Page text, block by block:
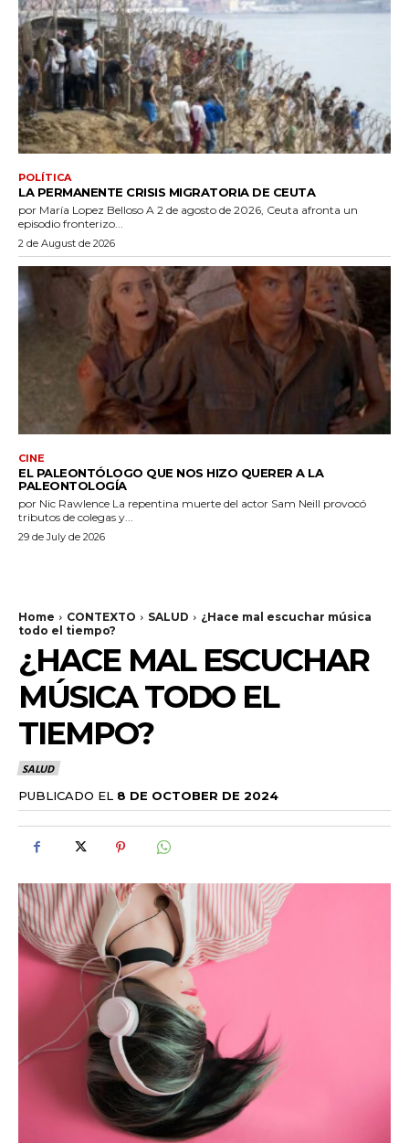
POLÍTICA
LA PERMANENTE CRISIS MIGRATORIA DE CEUTA
por María Lopez Belloso A 2 de agosto de 2026, Ceuta afronta un
episodio fronterizo...
2 de August de 2026
CINE
EL PALEONTÓLOGO QUE NOS HIZO QUERER A LA
PALEONTOLOGÍA
por Nic Rawlence La repentina muerte del actor Sam Neill provocó
tributos de colegas y...
29 de July de 2026